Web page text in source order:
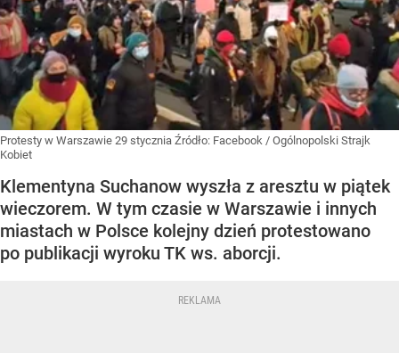
Protesty w Warszawie 29 stycznia Źródło: Facebook / Ogólnopolski Strajk
Kobiet
Klementyna Suchanow wyszła z aresztu w piątek
wieczorem. W tym czasie w Warszawie i innych
miastach w Polsce kolejny dzień protestowano
po publikacji wyroku TK ws. aborcji.